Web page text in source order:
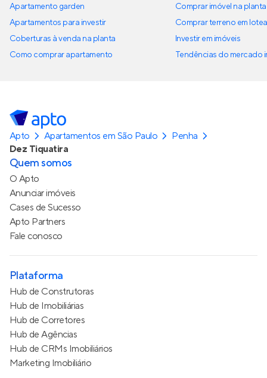
Apartamento garden
Apartamentos para investir
Coberturas à venda na planta
Como comprar apartamento
Comprar imóvel na planta
Comprar terreno em
Investir em imóveis
Tendências do mercado
Apto Apartamentos em São Paulo
Penha
Dez Tiquatira
Quem somos
O Apto
Anunciar imóveis
Cases de Sucesso
Apto Partners
Fale conosco
Plataforma
Hub de Construtoras
Hub de Imobiliárias
Hub de Corretores
Hub de Agências
Hub de CRMs Imobiliários
Marketing Imobiliário